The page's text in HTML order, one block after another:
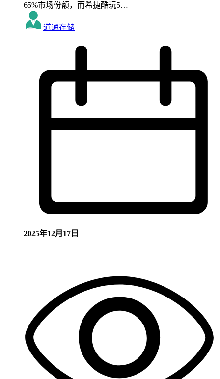
65%市场份额，而希捷酷玩5…
道通存储
2025年12月17日